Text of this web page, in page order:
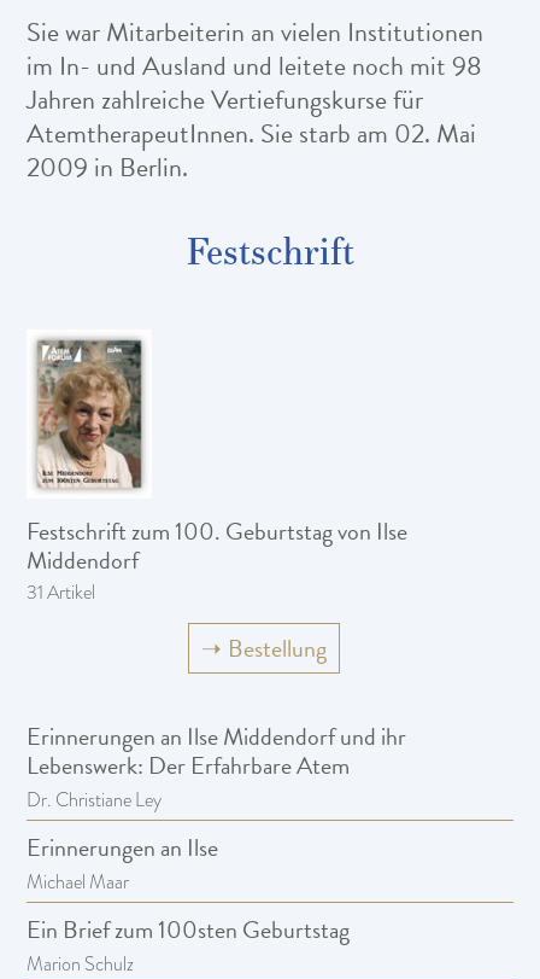
Sie war Mitarbeiterin an vielen Institutionen
im In- und Ausland und leitete noch mit 98
Jahren zahlreiche Vertiefungskurse für
AtemtherapeutInnen. Sie starb am 02. Mai
2009 in Berlin.
Festschrift
Festschrift zum 100. Geburtstag von Ilse
Middendorf
31 Artikel
➝ Bestellung
Erinnerungen an Ilse Middendorf und ihr
Lebenswerk: Der Erfahrbare Atem
Dr. Christiane Ley
Erinnerungen an Ilse
Michael Maar
Ein Brief zum 100sten Geburtstag
Marion Schulz